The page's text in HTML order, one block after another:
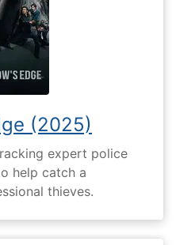
(2025)
expert police
help catch a
thieves.